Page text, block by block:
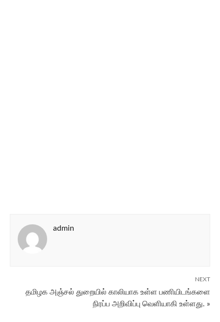
admin
NEXT
தமிழக அஞ்சல் துறையில் காலியாக உள்ள பணியிடங்களை
நிரப்ப அறிவிப்பு வெளியாகி உள்ளது. »